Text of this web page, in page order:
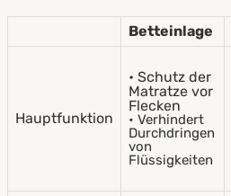
Betteinlage
Hauptfunktion
• Schutz der
Matratze vor
Flecken
• Verhindert
Durchdringen
von
Flüssigkeiten